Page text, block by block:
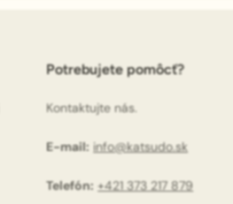
Potrebujete pomôcť?
Kontaktujte nás.
E-mail: info@katsudo.sk
Telefón: +421 373 217 879